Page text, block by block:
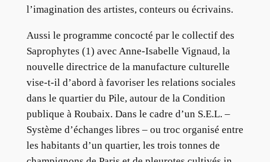
l’imagination des artistes, conteurs ou écrivains.
Aussi le programme concocté par le collectif des
Saprophytes (1) avec Anne-Isabelle Vignaud, la
nouvelle directrice de la manufacture culturelle
vise-t-il d’abord à favoriser les relations sociales
dans le quartier du Pile, autour de la Condition
publique à Roubaix. Dans le cadre d’un S.E.L. –
Système d’échanges libres – ou troc organisé entre
les habitants d’un quartier, les trois tonnes de